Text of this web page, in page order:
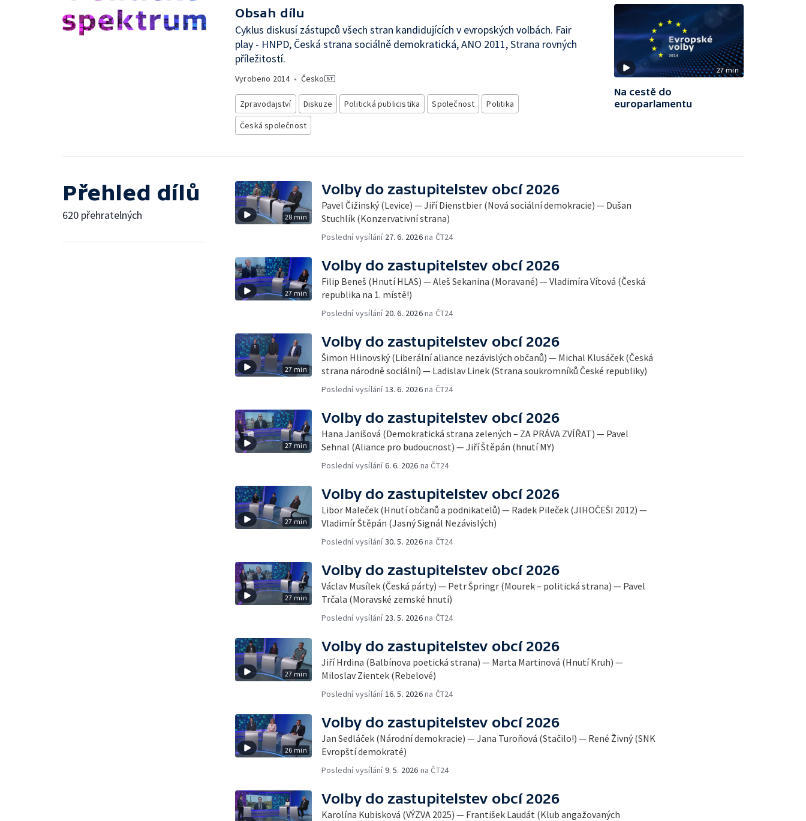
Obsah dílu
Cyklus diskusí zástupců všech stran kandidujících v evropských volbách. Fair
play - HNPD, Česká strana sociálně demokratická, ANO 2011, Strana rovných
příležitostí.
Vyrobeno 2014• Česko
Zpravodajství Diskuze Politická publicistika Společnost
Politika
Česká společnost
27 min
Na cestě do
europarlamentu
Přehled dílů
620 přehratelných 28 min
Volby do zastupitelstev obcí 2026
Pavel Čižinský (Levice) — Jiří Dienstbier (Nová sociální demokracie) — Dušan
Stuchlík (Konzervativní strana)
Poslední vysílání 27. 6. 2026na ČT24
27 min
Volby do zastupitelstev obcí 2026
Filip Beneš (Hnutí HLAS) — Aleš Sekanina (Moravané) — Vladimíra Vítová (Česká
republika na 1. místě!)
Poslední vysílání 20. 6. 2026na ČT24
27 min
Volby do zastupitelstev obcí 2026
Šimon Hlinovský (Liberální aliance nezávislých občanů) — Michal Klusáček (Česká
strana národně sociální) — Ladislav Linek (Strana soukromníků České republiky)
Poslední vysílání13. 6. 2026na ČT24
27 min
Volby do zastupitelstev obcí 2026
Hana Janišová (Demokratická strana zelených – ZA PRÁVA ZVÍŘAT) — Pavel
Sehnal (Aliance pro budoucnost) — Jiří Štěpán (hnutí MY)
Poslední vysílání6. 6. 2026 na ČT24
27 min
Volby do zastupitelstev obcí 2026
Libor Maleček (Hnutí občanů a podnikatelů) — Radek Pileček (JIHOČEŠI 2012) —
Vladimír Štěpán (Jasný Signál Nezávislých)
Poslední vysílání30. 5. 2026na ČT24
27 min
Volby do zastupitelstev obcí 2026
Václav Musílek (Česká párty) — Petr Špringr (Mourek – politická strana) — Pavel
Trčala (Moravské zemské hnutí)
Poslední vysílání 23. 5. 2026na ČT24
27 min
Volby do zastupitelstev obcí 2026
Jiří Hrdina (Balbínova poetická strana) — Marta Martinová (Hnutí Kruh) —
Miloslav Zientek (Rebelové)
Poslední vysílání16. 5. 2026na ČT24
26 min
Volby do zastupitelstev obcí 2026
Jan Sedláček (Národní demokracie) — Jana Turoňová (Stačilo!) — René Živný (SNK
Evropští demokraté)
Poslední vysílání9. 5. 2026 na ČT24
Volby do zastupitelstev obcí 2026
Karolína Kubisková (VÝZVA 2025) — František Laudát (Klub angažovaných